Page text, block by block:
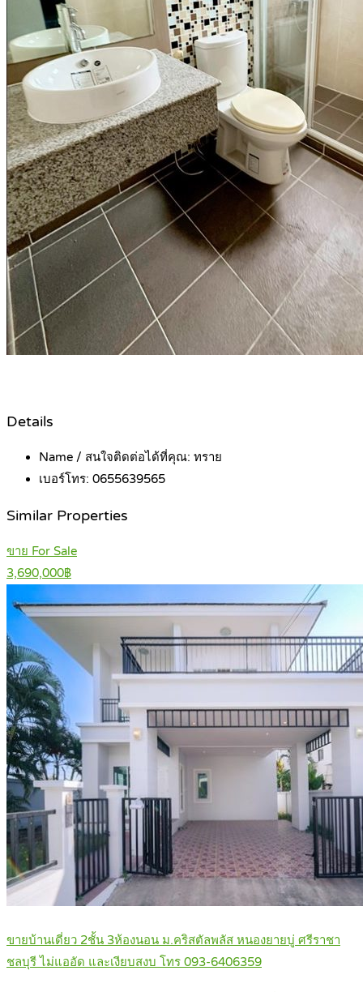
Details
Name / สนใจติดต่อได้ที่คุณ: ทราย
เบอร์โทร: 0655639565
Similar Properties
ขาย For Sale
3,690,000฿
ขายบ้านเดี่ยว 2ชั้น 3ห้องนอน ม.คริสตัลพลัส หนองยายบู่ ศรีราชา
ชลบุรี ไม่แออัด และเงียบสงบ โทร 093-6406359